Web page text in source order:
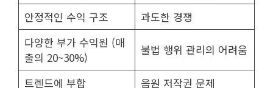
안정적인 수익 구조
과도한 경쟁
다양한 부가 수익원 (매
출의 20~30%)
불법 행위 관리의 어려움
트렌드에 부합 음원 저작권 문제